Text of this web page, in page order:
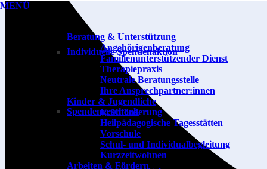
Indivi­duelle Spenden­aktion
Spenden­geschenk
MENÜ
Beratung & Unterstützung
Angehörigenberatung
Familienunterstützender Dienst
Therapiepraxis
Neutrale Beratungsstelle
Ihre Ansprechpartner:innen
Kinder & Jugendliche
Frühförderung
Heilpäda­gogische Tages­stätten
Vorschule
Schul- und Individual­begleitung
Kurz­zeit­wohnen
Arbeiten & Fördern